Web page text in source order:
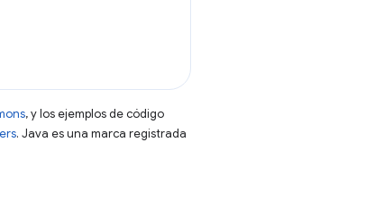
, y los ejemplos de código
. Java es una marca registrada